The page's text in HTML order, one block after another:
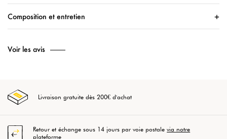
Composition et entretien
Voir les avis
Livraison gratuite dès 200€ d'achat
Retour et échange sous 14 jours par voie postalevia notre
plateforme